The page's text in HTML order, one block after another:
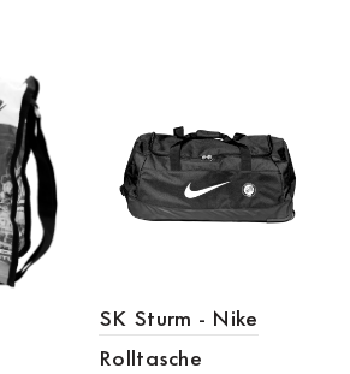
SK Sturm - Nike
Rolltasche